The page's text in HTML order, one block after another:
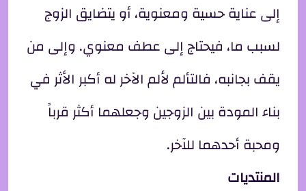
إلى عناية حسية ومعنوية، أو يتضايق الزوج
لسبب ما، فيحتاج إلى عطف معنوي. وإلى من
يقف بجانبه، فالتألم لألم الآخر له أكبر الأثر في
بناء المودة بين الزوجين وجعلهما أكثر قرباً
ومحبة أحدهما للآخر.
المنتديات